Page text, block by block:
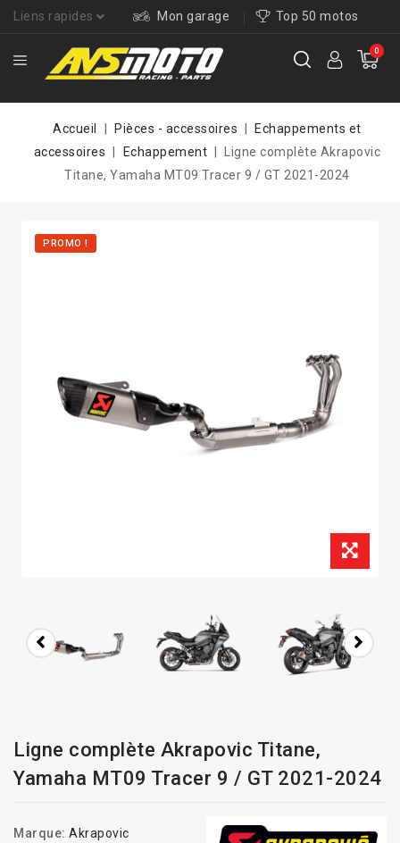
Liens rapides Mon garage Top 50 motos
0
Accueil Pièces - accessoires
Echappements et
accessoires
Echappement
Ligne complète Akrapovic
Titane, Yamaha MT09 Tracer 9 / GT 2021-2024
PROMO !
Ligne complète Akrapovic Titane,
Yamaha MT09 Tracer 9 / GT 2021-2024
Marque: Akrapovic